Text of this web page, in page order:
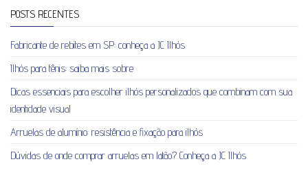
POSTS RECENTES
Fabricante de rebites em SP: conheça a JC Ilhós
Ilhós para tênis: saiba mais sobre
Dicas essenciais para escolher ilhós personalizados que combinam com sua
identidade visual
Arruelas de alumínio: resistência e fixação para ilhós
Dúvidas de onde comprar arruelas em latão? Conheça a JC Ilhós